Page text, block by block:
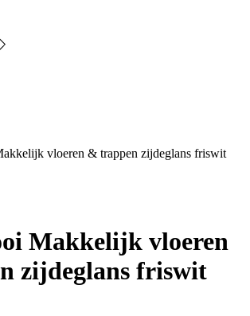
vloeren & trappen zijdeglans friswit
Makkelijk vloeren
zijdeglans friswit